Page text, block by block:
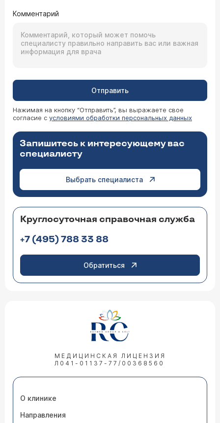
Комментарий
Отправить
Нажимая на кнопку “Отправить”, вы выражаете свое
согласие с условиями обработки персональных данных
Запишитесь к интересующему вас
специалисту
Выбрать специалиста
Круглосуточная справочная служба
+7 (495) 788 33 88
Обратиться
МЕДИЦИНСКАЯ ЛИЦЕНЗИЯ
Л041-01137-77/00368560
О клинике
Направления